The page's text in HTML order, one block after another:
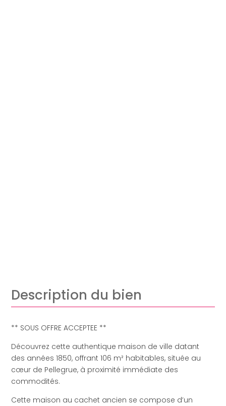
Description du bien
** SOUS OFFRE ACCEPTEE **
Découvrez cette authentique maison de ville datant
des années 1850, offrant 106 m² habitables, située au
cœur de Pellegrue, à proximité immédiate des
commodités.
Cette maison au cachet ancien se compose d’un